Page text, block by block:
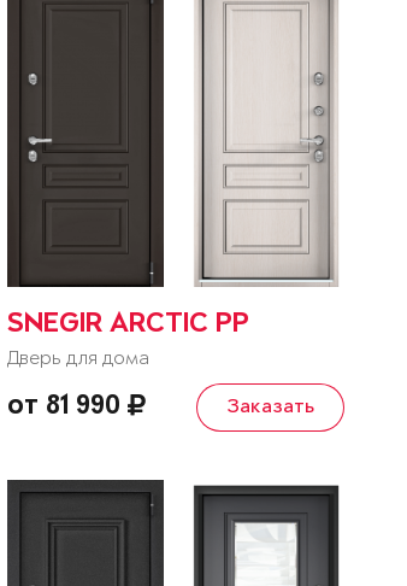
SNEGIR ARCTIC PP
Дверь для дома
от 81 990 Заказать